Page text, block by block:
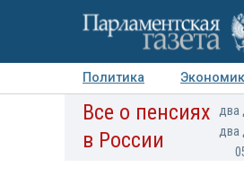
Политика
Авторы Персоны
Все о пенсиях
в России
два
два